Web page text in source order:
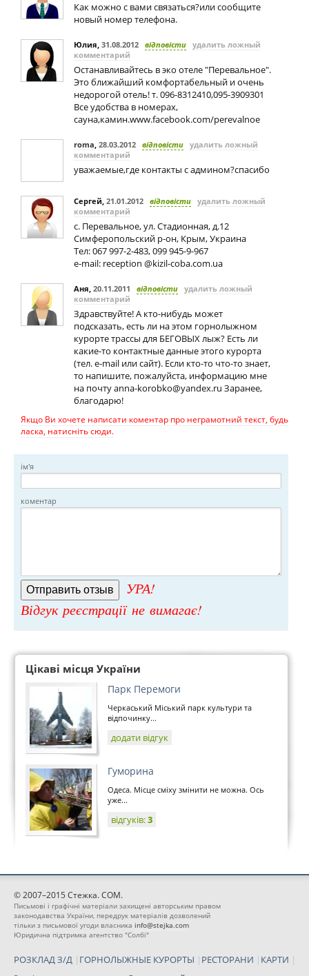
Как можно с вами связаться?или сообщите
новый номер телефона.
Юлия, 31.08.2012 відповісти удалить ложный
комментарий
Останавливайтесь в эко отеле "Перевальное".
Это ближайший комфортабельный и очень
недорогой отель! т. 096-8312410,095-3909301
Все удобства в номерах,
сауна,камин.www.facebook.com/perevalnoe
roma, 28.03.2012 відповісти удалить ложный
комментарий
уважаемые,где контакты с админом?спасибо
Сергей, 21.01.2012 відповісти удалить ложный
комментарий
с. Перевальное, ул. Стадионная, д.12
Симферопольский р-он, Крым, Украина
Тел: 067 997-2-483, 099 945-9-967
e-mail: reception @kizil-coba.com.ua
Аня, 20.11.2011 відповісти удалить ложный
комментарий
Здравствуйте! А кто-нибудь может
подсказать, есть ли на этом горнолыжном
курорте трассы для БЕГОВЫХ лыж? Есть ли
какие-то контактные данные этого курорта
(тел. e-mail или сайт). Если кто-то что-то знает,
то напишите, пожалуйста, информацию мне
на почтуanna-korobko@yandex.ru Заранее,
благодарю!
Якщо Ви хочете написати коментар про неграмотний текст, будь
ласка, натисніть сюди.
ім'я
коментар
УРА!
Відгук реєстрації не вимагає!
Цікаві місця України
Парк Перемоги
Черкаський Міський парк культури та
відпочинку...
додати відгук
Гуморина
Одеса. Місце сміху змінити не можна. Ось
уже...
відгуків:3
© 2007–2015 Стежка. COM.
Письмові і графічні матеріали захищені авторським правом
законодавства України, передрук матеріалів дозволений
тільки з письмової угоди власника info@stejka.com
Юридична підтримка агентство "Солбі"
РОЗКЛАД З/Д | ГОРНОЛЫЖНЫЕ КУРОРТЫ | РЕСТОРАНИ | КАРТИ |